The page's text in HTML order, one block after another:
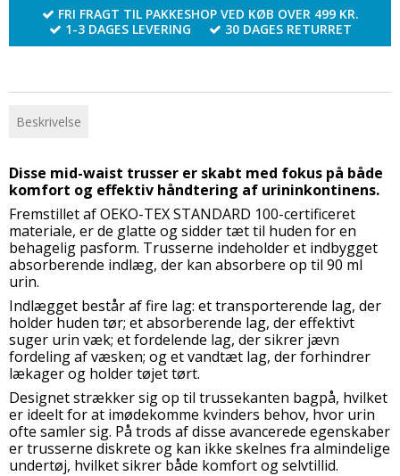
FRI FRAGT TIL PAKKESHOP VED KØB OVER 499 KR.
1-3 DAGES LEVERING
30 DAGES RETURRET
Beskrivelse
Disse mid-waist trusser er skabt med fokus på både
komfort og effektiv håndtering af urininkontinens.
Fremstillet af OEKO-TEX STANDARD 100-certificeret
materiale, er de glatte og sidder tæt til huden for en
behagelig pasform. Trusserne indeholder et indbygget
absorberende indlæg, der kan absorbere op til 90 ml
urin.
Indlægget består af fire lag: et transporterende lag, der
holder huden tør; et absorberende lag, der effektivt
suger urin væk; et fordelende lag, der sikrer jævn
fordeling af væsken; og et vandtæt lag, der forhindrer
lækager og holder tøjet tørt.
Designet strækker sig op til trussekanten bagpå, hvilket
er ideelt for at imødekomme kvinders behov, hvor urin
ofte samler sig. På trods af disse avancerede egenskaber
er trusserne diskrete og kan ikke skelnes fra almindelige
undertøj, hvilket sikrer både komfort og selvtillid.